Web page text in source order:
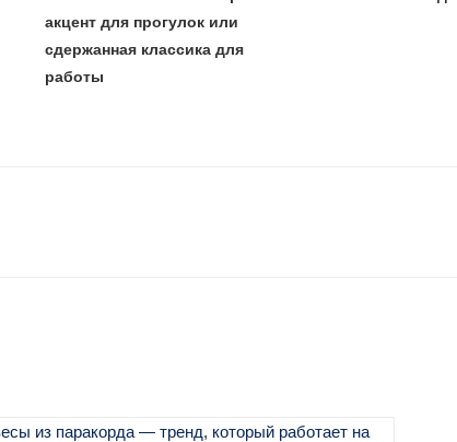
акцент для прогулок или
сдержанная классика для
работы